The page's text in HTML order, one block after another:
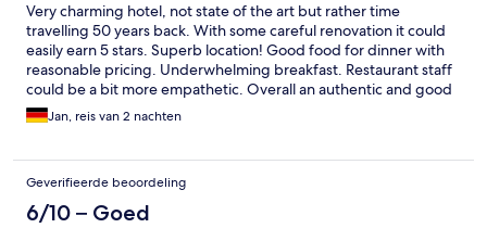
Very charming hotel, not state of the art but rather time
travelling 50 years back. With some careful renovation it could
easily earn 5 stars. Superb location! Good food for dinner with
reasonable pricing. Underwhelming breakfast. Restaurant staff
could be a bit more empathetic. Overall an authentic and good
experience. Do not expect more than 1960‘s accommodation in
terms of facilities.
Jan, reis van 2 nachten
Geverifieerde beoordeling
6/10 – Goed